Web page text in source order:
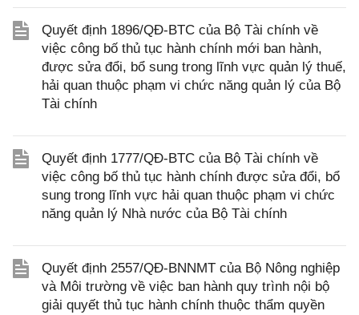
Quyết định 1896/QĐ-BTC của Bộ Tài chính về
việc công bố thủ tục hành chính mới ban hành,
được sửa đổi, bổ sung trong lĩnh vực quản lý thuế,
hải quan thuộc phạm vi chức năng quản lý của Bộ
Tài chính
Quyết định 1777/QĐ-BTC của Bộ Tài chính về
việc công bố thủ tục hành chính được sửa đổi, bổ
sung trong lĩnh vực hải quan thuộc phạm vi chức
năng quản lý Nhà nước của Bộ Tài chính
Quyết định 2557/QĐ-BNNMT của Bộ Nông nghiệp
và Môi trường về việc ban hành quy trình nội bộ
giải quyết thủ tục hành chính thuộc thẩm quyền